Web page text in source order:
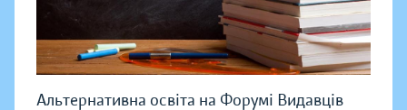
Альтернативна освіта на Форумі Видавців